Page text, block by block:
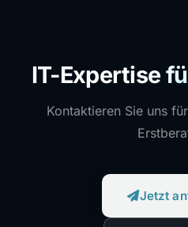
IT-Expertise
Kontaktieren Sie uns
Jetzt